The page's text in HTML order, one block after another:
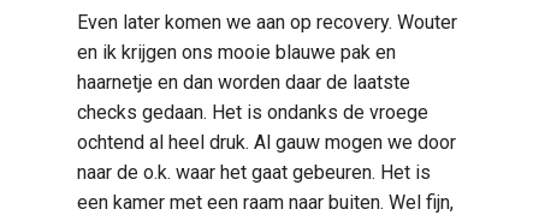
Even later komen we aan op recovery. Wouter
en ik krijgen ons mooie blauwe pak en
haarnetje en dan worden daar de laatste
checks gedaan. Het is ondanks de vroege
ochtend al heel druk. Al gauw mogen we door
naar de o.k. waar het gaat gebeuren. Het is
een kamer met een raam naar buiten. Wel fijn,